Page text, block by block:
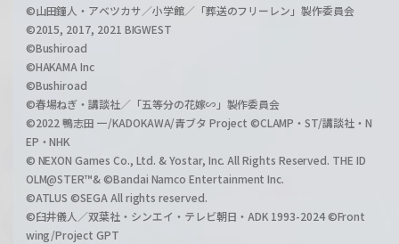
©山田鐘人・アベツカサ／小学館／「葬送のフリーレン」製作委員会
©2015, 2017, 2021 BIGWEST
©Bushiroad
©HAKAMA Inc
©Bushiroad
©春場ねぎ・講談社／「五等分の花嫁∽」製作委員会
©2022 鴨志田 一/KADOKAWA/青ブタ Project ©CLAMP・ST/講談社・N
EP・NHK
© NEXON Games Co., Ltd. & Yostar, Inc. All Rights Reserved. THE ID
OLM@STER™& ©Bandai Namco Entertainment Inc.
©ATLUS ©SEGA All rights reserved.
©臼井儀人／双葉社・シンエイ・テレビ朝日・ADK 1993-2024 ©Front
wing/Project GPT